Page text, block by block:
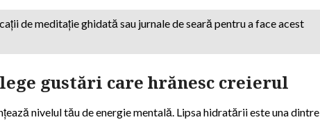
de meditație ghidată sau jurnale de seară pentru a face acest
gustări care hrănesc creierul
nivelul tău de energie mentală. Lipsa hidratării este una dintre